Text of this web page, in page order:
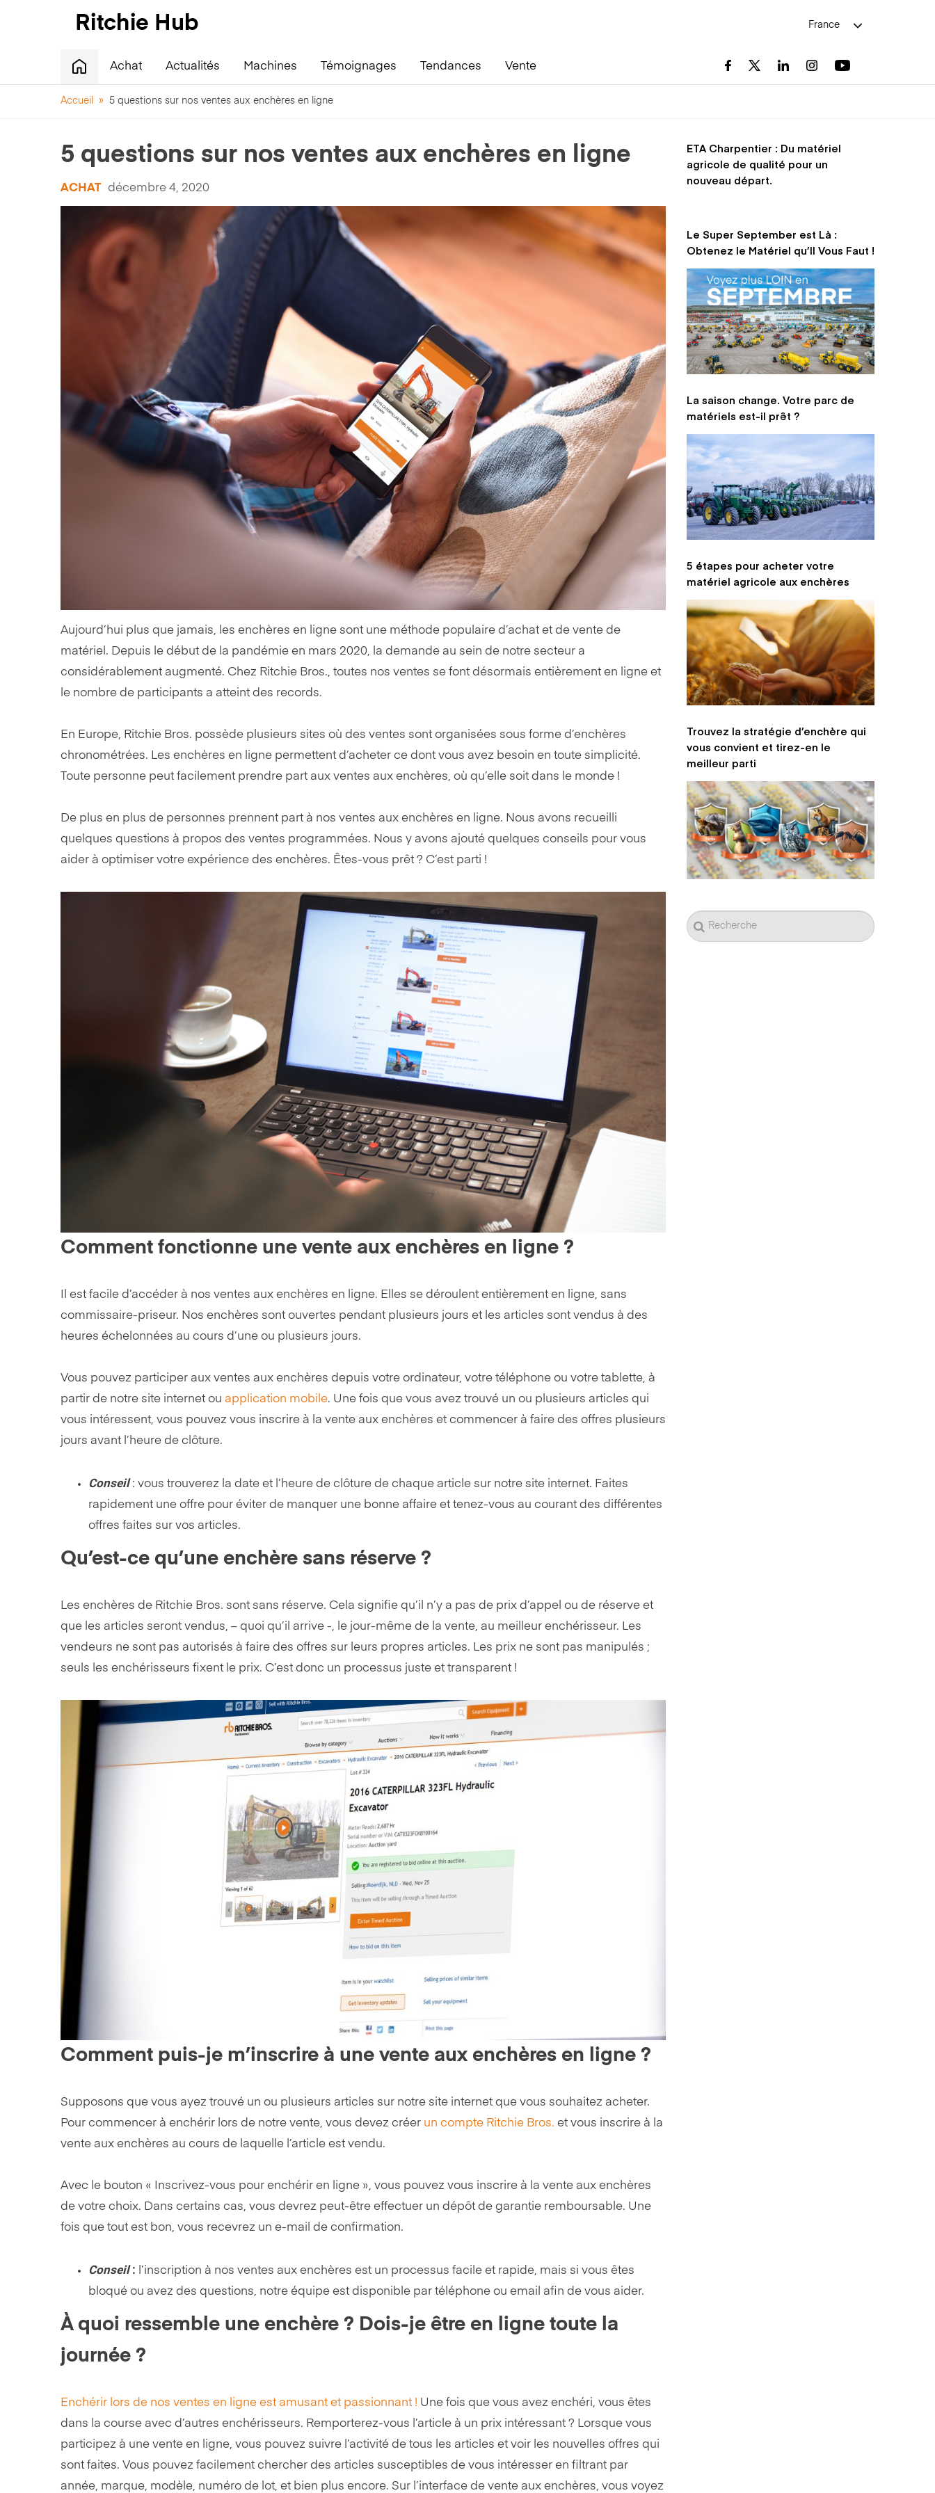
France
Achat Actualités Machines Témoignages Tendances Vente
Accueil » 5 questions sur nos ventes aux enchères en ligne
5 questions sur nos ventes aux enchères en ligne
ACHAT décembre 4, 2020
Aujourd’hui plus que jamais, les enchères en ligne sont une méthode populaire d’achat et de vente de
matériel. Depuis le début de la pandémie en mars 2020, la demande au sein de notre secteur a
considérablement augmenté. Chez Ritchie Bros., toutes nos ventes se font désormais entièrement en ligne et
le nombre de participants a atteint des records.
En Europe, Ritchie Bros. possède plusieurs sites où des ventes sont organisées sous forme d’enchères
chronométrées. Les enchères en ligne permettent d’acheter ce dont vous avez besoin en toute simplicité.
Toute personne peut facilement prendre part aux ventes aux enchères, où qu’elle soit dans le monde !
De plus en plus de personnes prennent part à nos ventes aux enchères en ligne. Nous avons recueilli
quelques questions à propos des ventes programmées. Nous y avons ajouté quelques conseils pour vous
aider à optimiser votre expérience des enchères. Êtes-vous prêt ? C’est parti !
Comment fonctionne une vente aux enchères en ligne ?
Il est facile d’accéder à nos ventes aux enchères en ligne. Elles se déroulent entièrement en ligne, sans
commissaire-priseur. Nos enchères sont ouvertes pendant plusieurs jours et les articles sont vendus à des
heures échelonnées au cours d’une ou plusieurs jours.
Vous pouvez participer aux ventes aux enchères depuis votre ordinateur, votre téléphone ou votre tablette, à
partir de notre site internet ou application mobile. Une fois que vous avez trouvé un ou plusieurs articles qui
vous intéressent, vous pouvez vous inscrire à la vente aux enchères et commencer à faire des offres plusieurs
jours avant l’heure de clôture.
Conseil : vous trouverez la date et l’heure de clôture de chaque article sur notre site internet. Faites
rapidement une offre pour éviter de manquer une bonne affaire et tenez-vous au courant des différentes
offres faites sur vos articles.
Qu’est-ce qu’une enchère sans réserve ?
Les enchères de Ritchie Bros. sont sans réserve. Cela signifie qu’il n’y a pas de prix d’appel ou de réserve et
que les articles seront vendus, – quoi qu’il arrive -, le jour-même de la vente, au meilleur enchérisseur. Les
vendeurs ne sont pas autorisés à faire des offres sur leurs propres articles. Les prix ne sont pas manipulés ;
seuls les enchérisseurs fixent le prix. C’est donc un processus juste et transparent !
Comment puis-je m’inscrire à une vente aux enchères en ligne ?
Supposons que vous ayez trouvé un ou plusieurs articles sur notre site internet que vous souhaitez acheter.
Pour commencer à enchérir lors de notre vente, vous devez créer un compte Ritchie Bros. et vous inscrire à la
vente aux enchères au cours de laquelle l’article est vendu.
Avec le bouton « Inscrivez-vous pour enchérir en ligne », vous pouvez vous inscrire à la vente aux enchères
de votre choix. Dans certains cas, vous devrez peut-être effectuer un dépôt de garantie remboursable. Une
fois que tout est bon, vous recevrez un e-mail de confirmation.
Conseil: l’inscription à nos ventes aux enchères est un processus facile et rapide, mais si vous êtes
bloqué ou avez des questions, notre équipe est disponible par téléphone ou email afin de vous aider.
À quoi ressemble une enchère ? Dois-je être en ligne toute la
journée ?
Enchérir lors de nos ventes en ligne est amusant et passionnant ! Une fois que vous avez enchéri, vous êtes
dans la course avec d’autres enchérisseurs. Remporterez-vous l’article à un prix intéressant ? Lorsque vous
participez à une vente en ligne, vous pouvez suivre l’activité de tous les articles et voir les nouvelles offres qui
sont faites. Vous pouvez facilement chercher des articles susceptibles de vous intéresser en filtrant par
année, marque, modèle, numéro de lot, et bien plus encore. Sur l’interface de vente aux enchères, vous voyez
ETA Charpentier : Du matériel
agricole de qualité pour un
nouveau départ.
Le Super September est Là :
Obtenez le Matériel qu’Il Vous Faut !
La saison change. Votre parc de
matériels est-il prêt ?
5 étapes pour acheter votre
matériel agricole aux enchères
Trouvez la stratégie d’enchère qui
vous convient et tirez-en le
meilleur parti